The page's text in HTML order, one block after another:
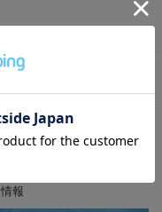
たい
する
児 寝具
報